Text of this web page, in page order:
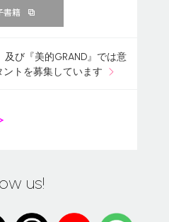
書籍
及び『美的GRAND』では意
トを募集しています
us!